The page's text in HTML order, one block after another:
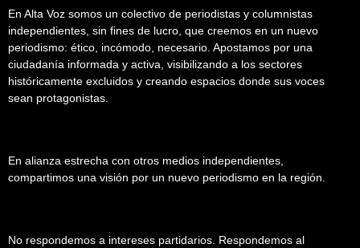
En Alta Voz somos un colectivo de periodistas y columnistas
independientes, sin fines de lucro, que creemos en un nuevo
periodismo: ético, incómodo, necesario. Apostamos por una
ciudadanía informada y activa, visibilizando a los sectores
históricamente excluidos y creando espacios donde sus voces
sean protagonistas.
En alianza estrecha con otros medios independientes,
compartimos una visión por un nuevo periodismo en la región.
No respondemos a intereses partidarios. Respondemos al